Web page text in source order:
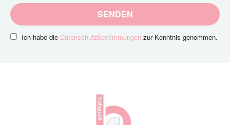
SENDEN
Ich habe die Datenschutzbestimmungen zur Kenntnis genommen.